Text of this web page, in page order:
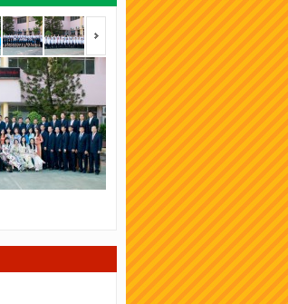
<span></span>
Hình ảnh công ty